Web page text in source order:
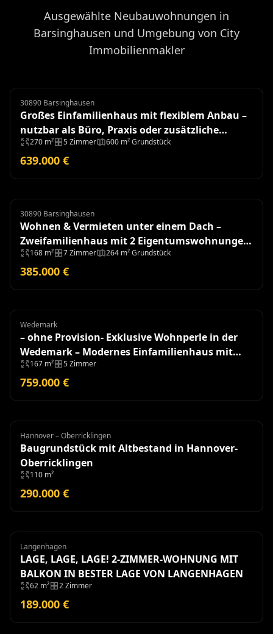
Ausgewählte Neubauwohnungen in
Barsinghausen und Umgebung von City
Immobilienmakler
Einfamilienhaus
30890 Barsinghausen
Großes Einfamilienhaus mit flexiblem Anbau –
nutzbar als Büro, Praxis oder zusätzliche
Wohnung
270 m² 5 Zimmer 600 m² Grundstück
639.000 €
Zweifamilienhaus
30890 Barsinghausen
Wohnen & Vermieten unter einem Dach –
Zweifamilienhaus mit 2 Eigentumswohnungen
und Garagen
168 m² 7 Zimmer 264 m² Grundstück
385.000 €
Einfamilienhaus
Wedemark
– ohne Provision- Exklusive Wohnperle in der
Wedemark – Modernes Einfamilienhaus mit
hochwertiger Ausstattung
167 m² 5 Zimmer
759.000 €
Grundstück
Hannover – Oberricklingen
Baugrundstück mit Altbestand in Hannover-
Oberricklingen
110 m²
290.000 €
Wohnung
Langenhagen
LAGE, LAGE, LAGE! 2-ZIMMER-WOHNUNG MIT
BALKON IN BESTER LAGE VON LANGENHAGEN
62 m² 2 Zimmer
189.000 €